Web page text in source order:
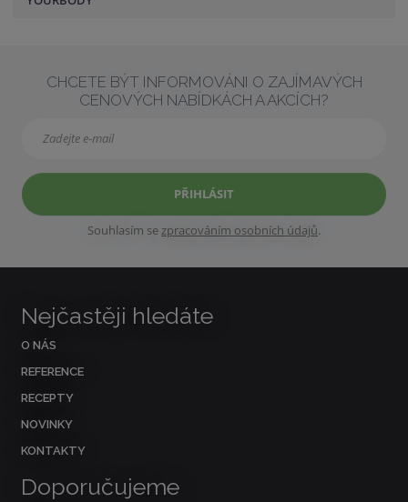
CHCETE BÝT INFORMOVÁNI O ZAJÍMAVÝCH
CENOVÝCH NABÍDKÁCH A AKCÍCH?
PŘIHLÁSIT
Souhlasím sezpracováním osobních údajů.
Nejčastěji hledáte
O NÁS
REFERENCE
RECEPTY
NOVINKY
KONTAKTY
Doporučujeme